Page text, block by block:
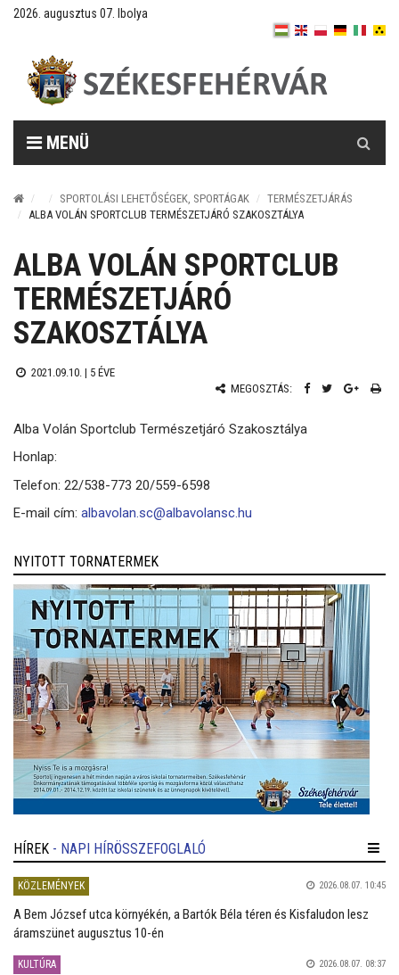
2026. augusztus 07. Ibolya
MENÜ
SPORTOLÁSI LEHETŐSÉGEK, SPORTÁGAK
TERMÉSZETJÁRÁS
ALBA VOLÁN SPORTCLUB TERMÉSZETJÁRÓ SZAKOSZTÁLYA
ALBA VOLÁN SPORTCLUB
TERMÉSZETJÁRÓ
SZAKOSZTÁLYA
2021.09.10. | 5 ÉVE
MEGOSZTÁS:
Alba Volán Sportclub Természetjáró Szakosztálya
Honlap:
Telefon: 22/538-773 20/559-6598
E-mail cím: albavolan.sc@albavolansc.hu
NYITOTT TORNATERMEK
HÍREK - NAPI HÍRÖSSZEFOGLALÓ
KÖZLEMÉNYEK 2026.08.07. 10:45
A Bem József utca környékén, a Bartók Béla téren és Kisfaludon lesz
áramszünet augusztus 10-én
KULTÚRA 2026.08.07. 08:37